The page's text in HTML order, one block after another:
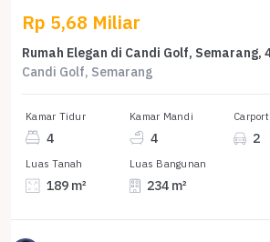
Rp 5,68 Miliar
Candi Golf, Semarang
Kamar Tidur
4
Kamar Mandi
4
Carport
2
Luas Tanah
189 m²
Luas Bangunan
234 m²